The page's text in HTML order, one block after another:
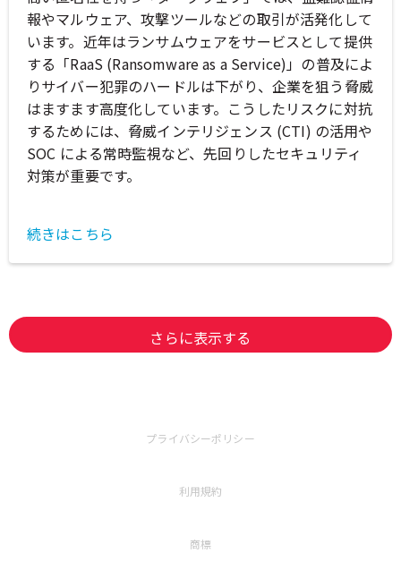
報やマルウェア、攻撃ツールなどの取引が活発化して
います。近年はランサムウェアをサービスとして提供
する「RaaS (Ransomware as a Service)」の普及によ
りサイバー犯罪のハードルは下がり、企業を狙う脅威
はますます高度化しています。こうしたリスクに対抗
するためには、脅威インテリジェンス (CTI) の活用や
SOC による常時監視など、先回りしたセキュリティ
対策が重要です。
続きはこちら
さらに表示する
プライバシーポリシー
利用規約
商標